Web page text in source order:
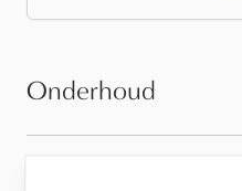
Onderhoud